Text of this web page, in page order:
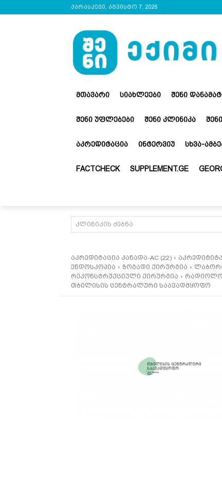
პარასკევი, აგვისტო 7, 2026
ᲛᲗᲐᲕᲐᲠᲘ ᲡᲘᲐᲮᲚᲔᲔᲑᲘ ᲨᲔᲜᲘ
ᲨᲔᲜᲘ ᲣᲤᲚᲔᲑᲔᲑᲘ ᲨᲔᲜᲘ ᲙᲚᲘᲜᲘᲙᲐ
ᲐᲙᲠᲔᲓᲘᲢᲐᲪᲘᲐ ᲘᲜᲢᲔᲠᲕᲘᲣ ᲡᲮᲕᲐ-
FACTCHECK SUPPLEMENT.GE
კლინიკის ძებნა
აკრედიტაცია კანადა-AC (22)
ენდოსკოპია
ზოგადი ქირურგია
რეკონსტრუქციული ქირურგია
თბილისის ცენტრალური საავადმყოფო